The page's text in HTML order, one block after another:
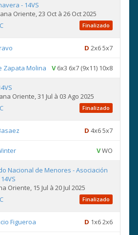
- 14VS
Oriente, 23 Oct à 26 Oct 2025
Finalizado
D 2x6 5x7
Zapata Molina V6x3 6x7 (9x11) 10x8
Oriente, 31 Jul à 03 Ago 2025
Finalizado
D 4x6 5x7
VWO
Nacional de Menores - Asociación
Oriente, 15 Jul à 20 Jul 2025
Finalizado
Figueroa D 1x6 2x6